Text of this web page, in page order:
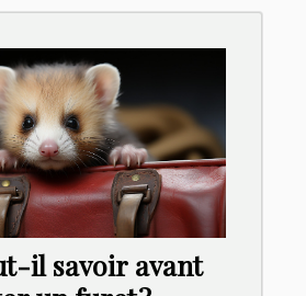
il savoir avant